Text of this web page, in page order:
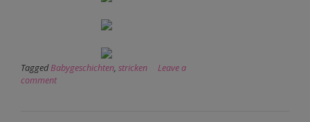
TaggedBabygeschichten, stricken
Leave a
comment